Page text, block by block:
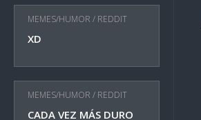
MEMES/HUMOR / REDDIT
XD
MEMES/HUMOR / REDDIT
CADA VEZ MÁS DURO